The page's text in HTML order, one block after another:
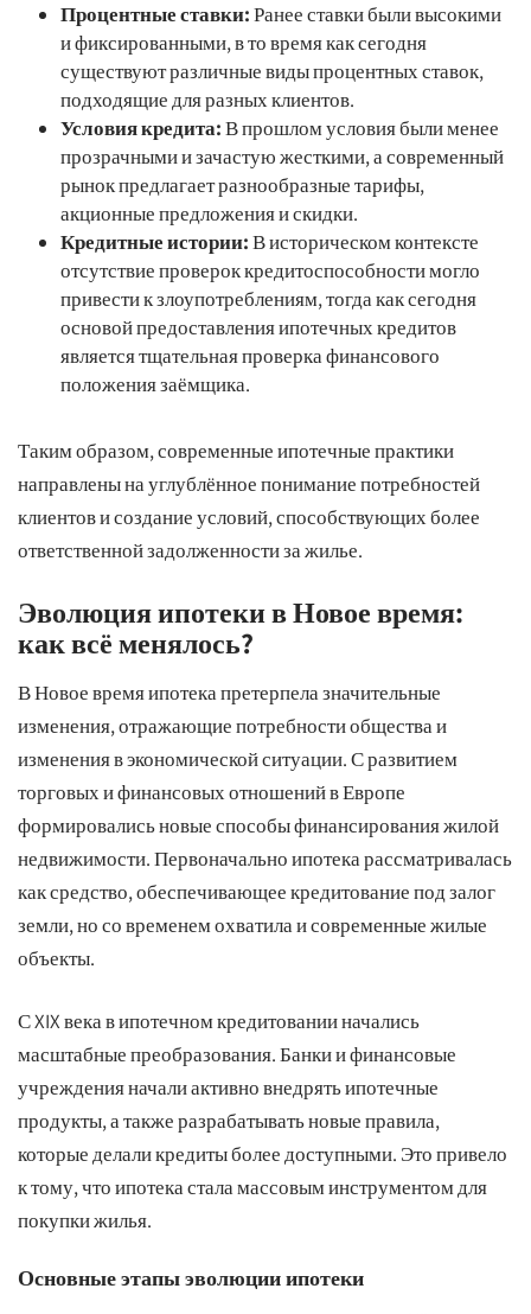
Процентные ставки:Ранее ставки были высокими
и фиксированными, в то время как сегодня
существуют различные виды процентных ставок,
подходящие для разных клиентов.
Условия кредита:В прошлом условия были менее
прозрачными и зачастую жесткими, а современный
рынок предлагает разнообразные тарифы,
акционные предложения и скидки.
Кредитные истории:В историческом контексте
отсутствие проверок кредитоспособности могло
привести к злоупотреблениям, тогда как сегодня
основой предоставления ипотечных кредитов
является тщательная проверка финансового
положения заёмщика.
Таким образом, современные ипотечные практики
направлены на углублённое понимание потребностей
клиентов и создание условий, способствующих более
ответственной задолженности за жилье.
Эволюция ипотеки в Новое время:
как всё менялось?
В Новое время ипотека претерпела значительные
изменения, отражающие потребности общества и
изменения в экономической ситуации. С развитием
торговых и финансовых отношений в Европе
формировались новые способы финансирования жилой
недвижимости. Первоначально ипотека рассматривалась
как средство, обеспечивающее кредитование под залог
земли, но со временем охватила и современные жилые
объекты.
С XIX века в ипотечном кредитовании начались
масштабные преобразования. Банки и финансовые
учреждения начали активно внедрять ипотечные
продукты, а также разрабатывать новые правила,
которые делали кредиты более доступными. Это привело
к тому, что ипотека стала массовым инструментом для
покупки жилья.
Основные этапы эволюции ипотеки